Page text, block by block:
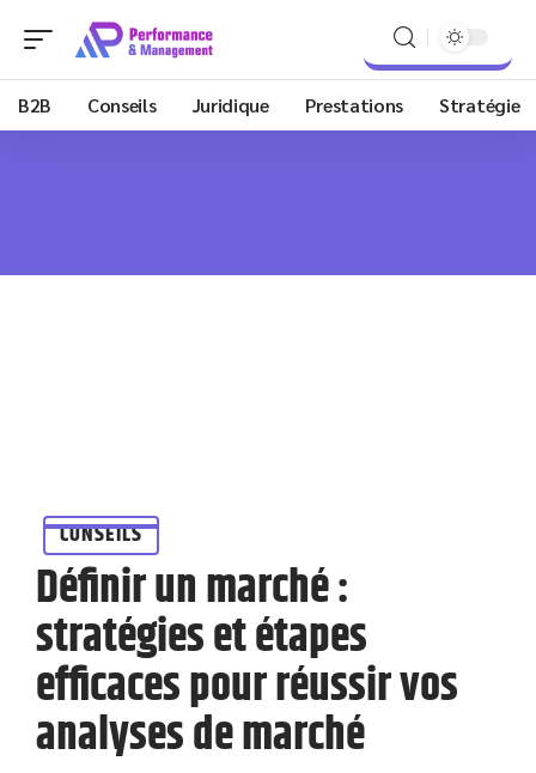
B2B Conseils Juridique Prestations Stratégie
CONSEILS
Définir un marché :
stratégies et étapes
efficaces pour réussir vos
analyses de marché